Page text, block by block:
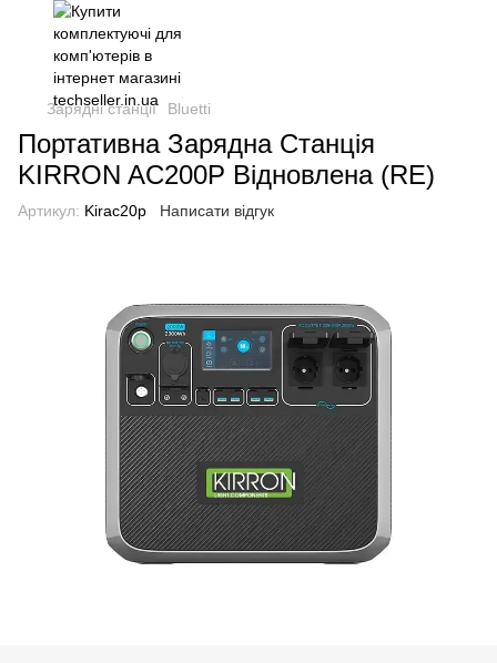
Зарядні станції Bluetti
Портативна Зарядна Станція
KIRRON AC200P Відновлена (RE)
Артикул: Kirac20p Написати відгук